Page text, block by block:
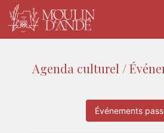
Agenda culturel /
Événements